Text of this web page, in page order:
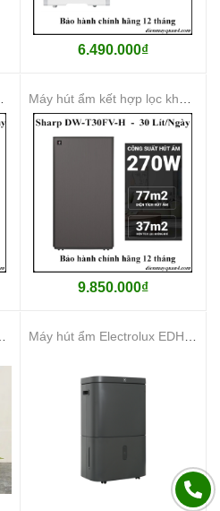
6.490.000₫
9.850.000₫